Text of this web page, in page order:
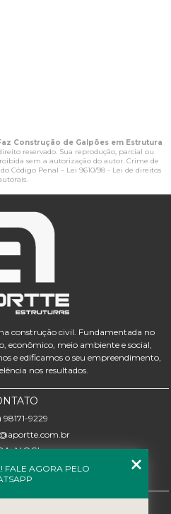
Construção de Galpões em Estrutura
reservado. Sua reprodução, parcial ou
sem a autorização do autor. Crime de
Código Penal – Lei 9610/98 - Lei de direitos
.
construção civil. Fundamentada no
econômico, meio ambiente e social,
e edificamos o seu empreendimento,
nos resultados.
98171-9229
NOS!
FALE AGORA PELO